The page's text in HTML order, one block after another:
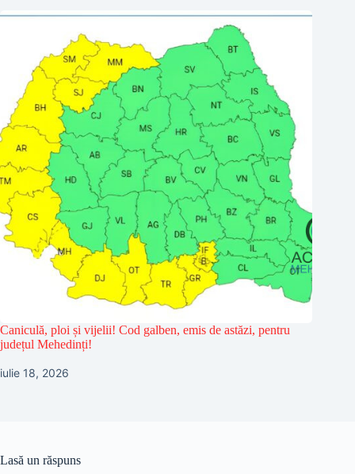
Caniculă, ploi și vijelii! Cod galben, emis de astăzi, pentru
județul Mehedinți!
iulie 18, 2026
Lasă un răspuns